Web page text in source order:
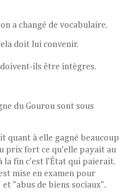
a changé de vocabulaire.
doit lui convenir.
ils être intègres.
du Gourou sont sous
quant à elle gagné beaucoup
prix fort ce qu'elle payait au
la fin c'est l'État qui paierait.
mise en examen pour
"abus de biens sociaux".